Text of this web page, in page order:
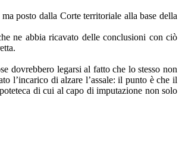
posto dalla Corte territoriale alla base della
ne abbia ricavato delle conclusioni con ciò
dovrebbero legarsi al fatto che lo stesso non
l’incarico di alzare l’assale: il punto è che il
di cui al capo di imputazione non solo